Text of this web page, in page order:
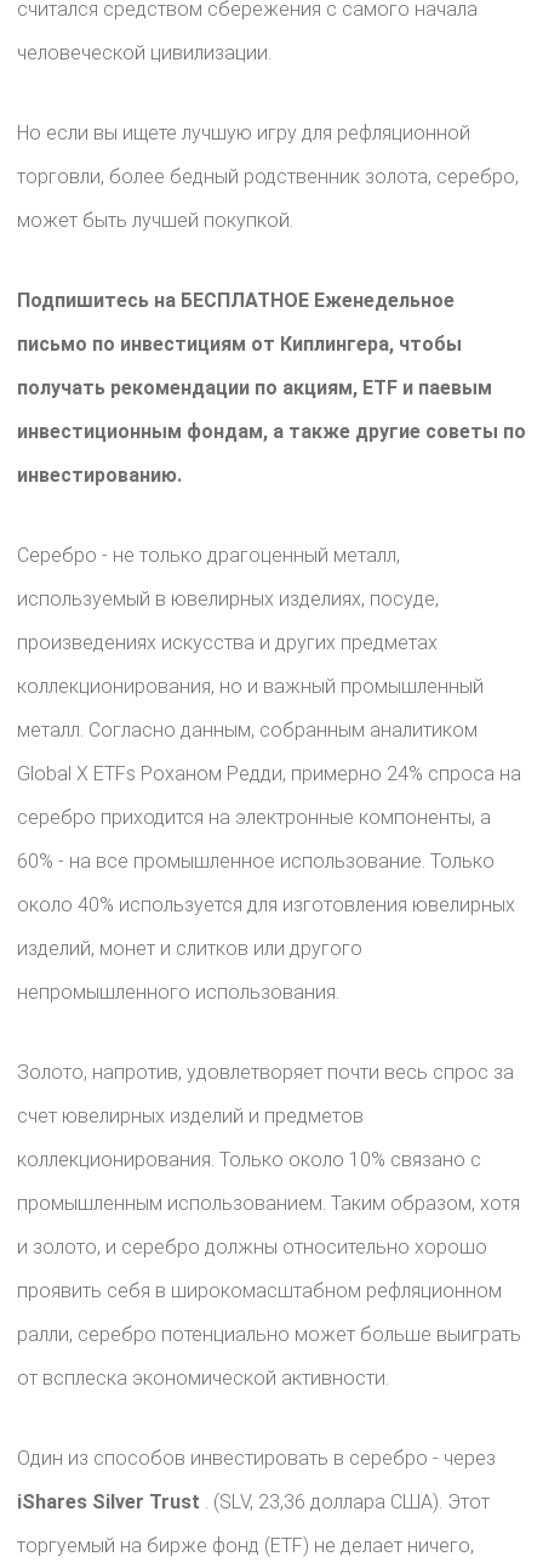
считался средством сбережения с самого начала
человеческой цивилизации.
Но если вы ищете лучшую игру для рефляционной
торговли, более бедный родственник золота, серебро,
может быть лучшей покупкой.
Подпишитесь на БЕСПЛАТНОЕ Еженедельное
письмо по инвестициям от Киплингера, чтобы
получать рекомендации по акциям, ETF и паевым
инвестиционным фондам, а также другие советы по
инвестированию.
Серебро - не только драгоценный металл,
используемый в ювелирных изделиях, посуде,
произведениях искусства и других предметах
коллекционирования, но и важный промышленный
металл. Согласно данным, собранным аналитиком
Global X ETFs Роханом Редди, примерно 24% спроса на
серебро приходится на электронные компоненты, а
60% - на все промышленное использование. Только
около 40% используется для изготовления ювелирных
изделий, монет и слитков или другого
непромышленного использования.
Золото, напротив, удовлетворяет почти весь спрос за
счет ювелирных изделий и предметов
коллекционирования. Только около 10% связано с
промышленным использованием. Таким образом, хотя
и золото, и серебро должны относительно хорошо
проявить себя в широкомасштабном рефляционном
ралли, серебро потенциально может больше выиграть
от всплеска экономической активности.
Один из способов инвестировать в серебро - через
iShares Silver Trust . (SLV, 23,36 доллара США). Этот
торгуемый на бирже фонд (ETF) не делает ничего,